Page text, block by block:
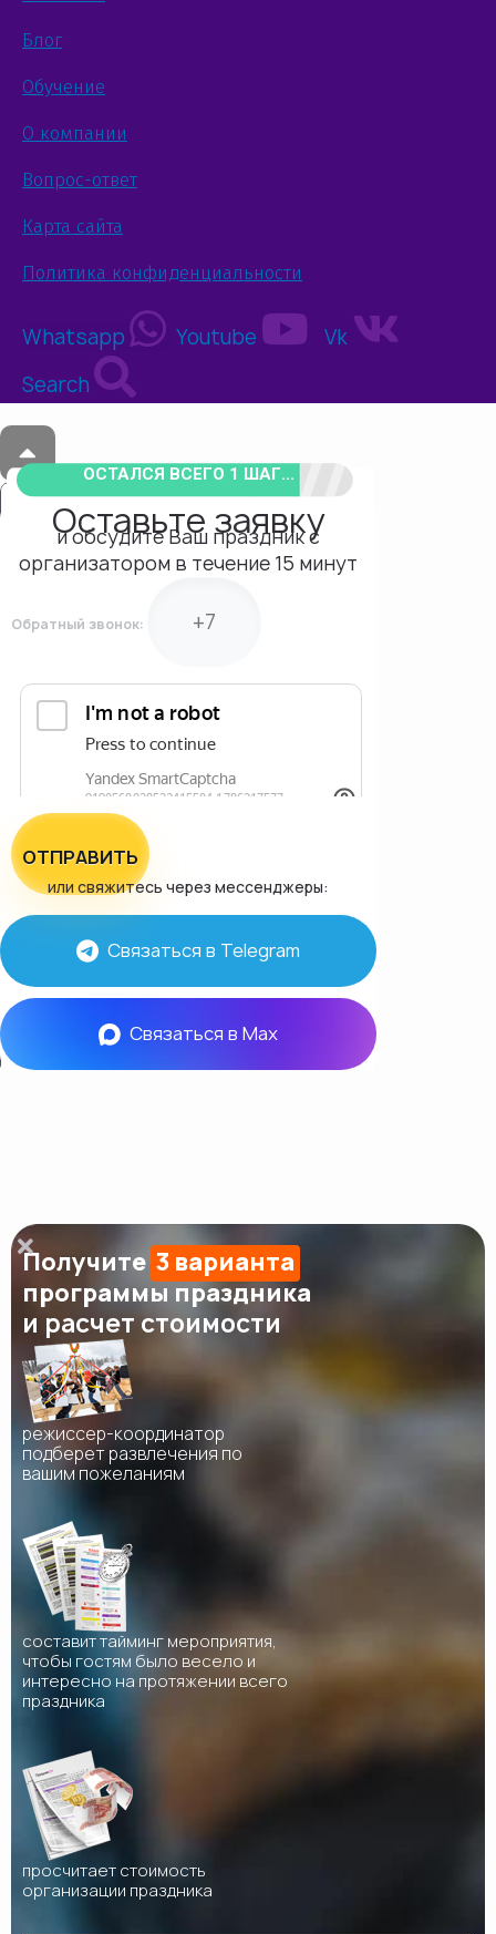
Блог
Обучение
О компании
Вопрос-ответ
Карта сайта
Политика конфиденциальности
Whatsapp Youtube
Vk
Search
ОСТАЛСЯ ВСЕГО 1 ШАГ...
Оставьте заявку
и обсудите Ваш праздник с
организатором в течение 15 минут
Обратный звонок:
ОТПРАВИТЬ
или свяжитесь через мессенджеры:
Связаться в Telegram
Связаться в Max
Получите 3 варианта
программы праздника
и расчет стоимости
режиссер-координатор
подберет развлечения по
вашим пожеланиям
составит тайминг мероприятия,
чтобы гостям было весело и
интересно на протяжении всего
праздника
просчитает стоимость
организации праздника